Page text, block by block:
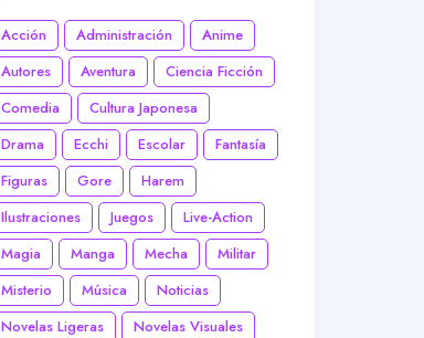
Acción Administración
Anime
Autores
Aventura
Ciencia Ficción
Comedia
Cultura Japonesa
Drama
Ecchi Escolar
Fantasía
Figuras
Gore
Harem
Ilustraciones
Juegos
Live-Action
Magia
Manga Mecha
Militar
Misterio
Música
Noticias
Novelas Ligeras
Novelas Visuales